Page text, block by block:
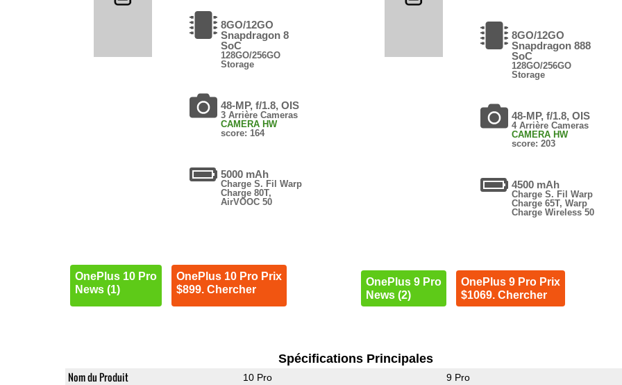
8GO/12GO
Snapdragon 8
SoC
128GO/256GO
Storage
48-MP, f/1.8, OIS
3 Arrière Cameras
CAMERA HW
score: 164
5000 mAh
Charge S. Fil Warp
Charge 80T,
AirVOOC 50
OnePlus 10 Pro
News (1)
OnePlus 10 Pro Prix
$899. Chercher
8GO/12GO
Snapdragon 888
SoC
128GO/256GO
Storage
48-MP, f/1.8, OIS
4 Arrière Cameras
CAMERA HW
score: 203
4500 mAh
Charge S. Fil Warp
Charge 65T, Warp
Charge Wireless 50
OnePlus 9 Pro
News (2)
OnePlus 9 Pro Prix
$1069. Chercher
Spécifications Principales
Nom du Produit 10 Pro 9 Pro